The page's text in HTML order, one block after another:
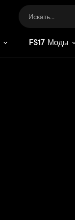
FS17 Моды